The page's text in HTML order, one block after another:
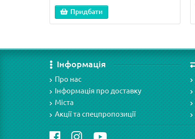
Придбати
Інформація
Про нас
Інформація про доставку
Міста
Акції та спецпропозиції